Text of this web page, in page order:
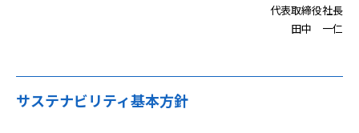
代表取締役社長
田中 一仁
サステナビリティ基本方針